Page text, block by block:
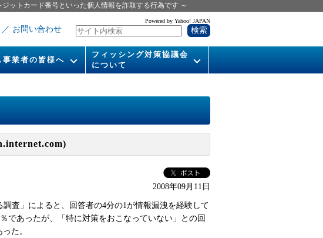
ットカード番号といった個人情報を詐取する行為です ～
お問い合わせ
Powered by Yahoo! JAPAN
事業者の皆様へ
信メール対策について
フィッシング対策協議会
について
入会案内
2008年09月11日
査」によると、回答者の4分の1が情報漏洩を経験して
であったが、「特に対策をおこなっていない」との回
た。